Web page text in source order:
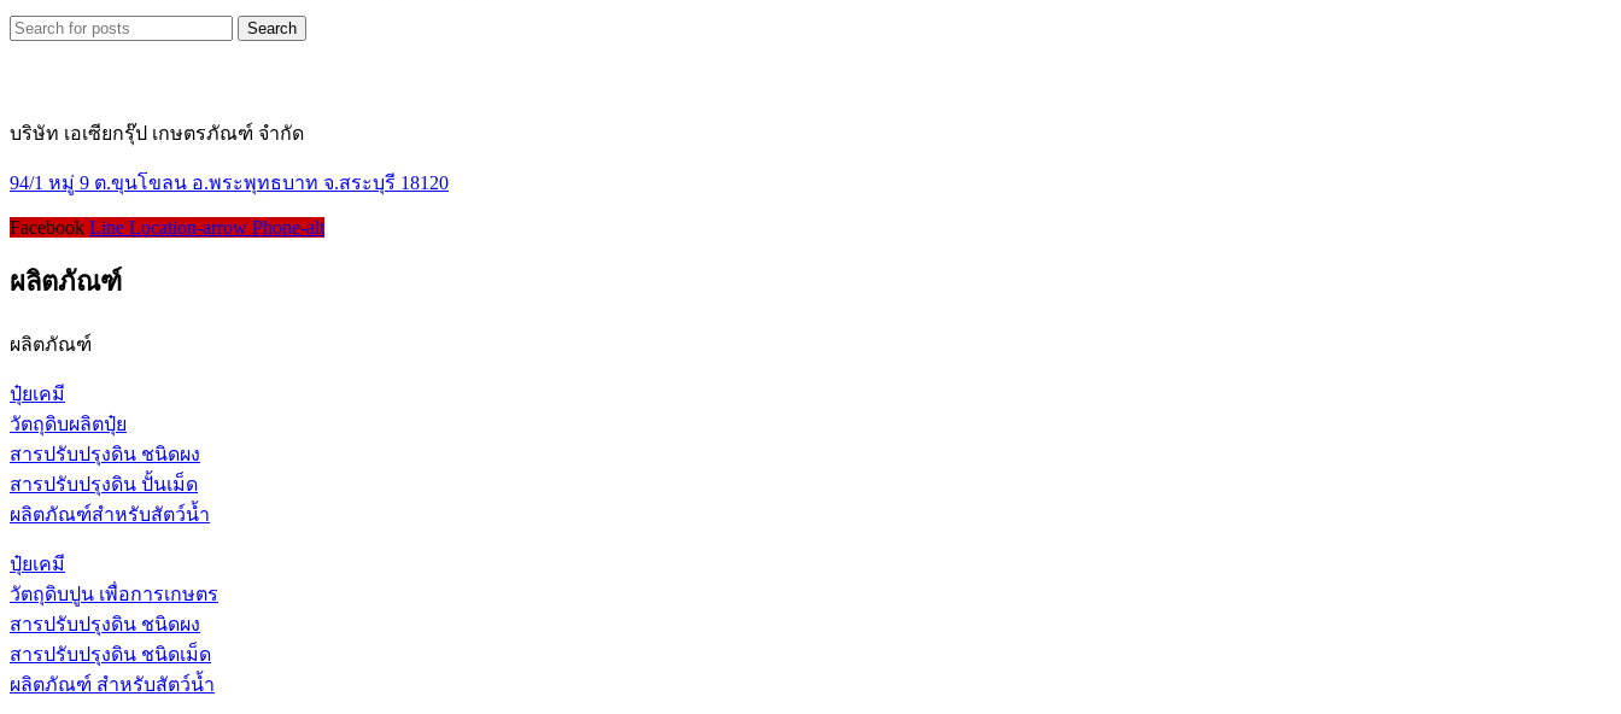
Search
บริษัท เอเซียกรุ๊ป เกษตรภัณฑ์ จำกัด
94/1 หมู่ 9 ต.ขุนโขลน อ.พระพุทธบาท จ.สระบุรี 18120
Facebook Line Location-arrow Phone-alt
ผลิตภัณฑ์
ผลิตภัณฑ์
ปุ๋ยเคมี
วัตถุดิบผลิตปุ๋ย
สารปรับปรุงดิน ชนิดผง
สารปรับปรุงดิน ปั้นเม็ด
ผลิตภัณฑ์สำหรับสัตว์น้ำ
ปุ๋ยเคมี
วัตถุดิบปูน เพื่อการเกษตร
สารปรับปรุงดิน ชนิดผง
สารปรับปรุงดิน ชนิดเม็ด
ผลิตภัณฑ์ สำหรับสัตว์น้ำ